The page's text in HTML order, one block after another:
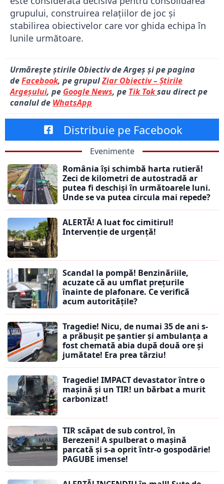
grupului, construirea relațiilor de joc și
stabilirea obiectivelor care vor ghida echipa în
lunile următoare.
Urmărește știrile Obiectiv de Argeș și pe pagina
deFacebook, pe grupulZiar Obiectiv – Știrile
Argeșului, pe Google News, pe Tik Toksau direct pe
canalul de WhatsApp
Distribuie pe Facebook
Evenimente
România își schimbă harta rutieră!
Zeci de kilometri de autostradă ar
putea fi deschiși în următoarele luni.
Unde se va putea circula mai repede?
ALERTĂ! A luat foc cimitirul!
Intervenție de urgență!
Scandal la pompă! Benzinăriile,
acuzate că au umflat prețurile
înainte de plafonare. Ce verifică
acum autoritățile?
Tragedie! Nicu, de numai 35 de ani s-
a prăbușit pe șantier și ambulanța a
fost chemată abia după două ore și
jumătate! Era prea târziu!
Tragedie! IMPACT devastator între o
mașină și un TIR! un bărbat a murit
carbonizat!
TIR scăpat de sub control, în
Berezeni! A spulberat o mașină
parcată și s-a oprit într-o gospodărie!
PAGUBE imense!